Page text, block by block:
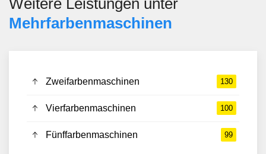
Weitere Leistungen unter
Mehrfarbenmaschinen
Zweifarbenmaschinen 130
Vierfarbenmaschinen 100
Fünffarbenmaschinen 99